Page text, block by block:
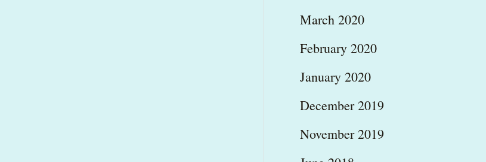
March 2020
February 2020
January 2020
December 2019
November 2019